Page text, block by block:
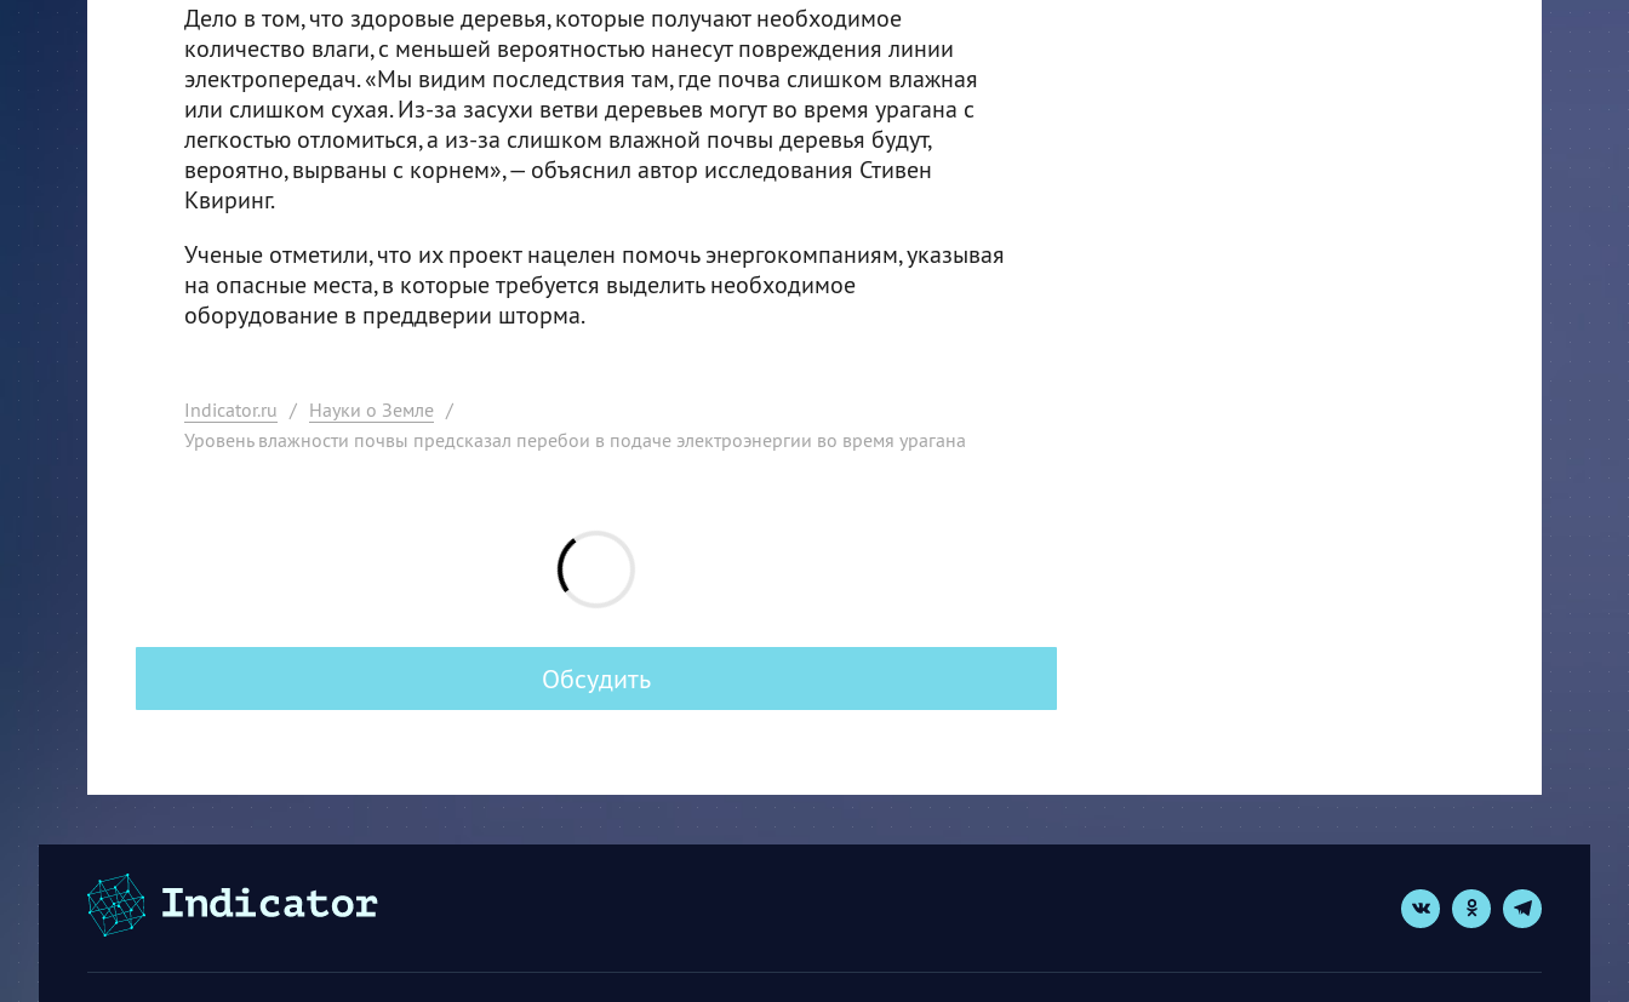
Дело в том, что здоровые деревья, которые получают необходимое
количество влаги, с меньшей вероятностью нанесут повреждения линии
электропередач. «Мы видим последствия там, где почва слишком влажная
или слишком сухая. Из-за засухи ветви деревьев могут во время урагана с
легкостью отломиться, а из-за слишком влажной почвы деревья будут,
вероятно, вырваны с корнем», — объяснил автор исследования Стивен
Квиринг.
Ученые отметили, что их проект нацелен помочь энергокомпаниям, указывая
на опасные места, в которые требуется выделить необходимое
оборудование в преддверии шторма.
Indicator.ru / Науки о Земле /
Уровень влажности почвы предсказал перебои в подаче электроэнергии во время урагана
Обсудить